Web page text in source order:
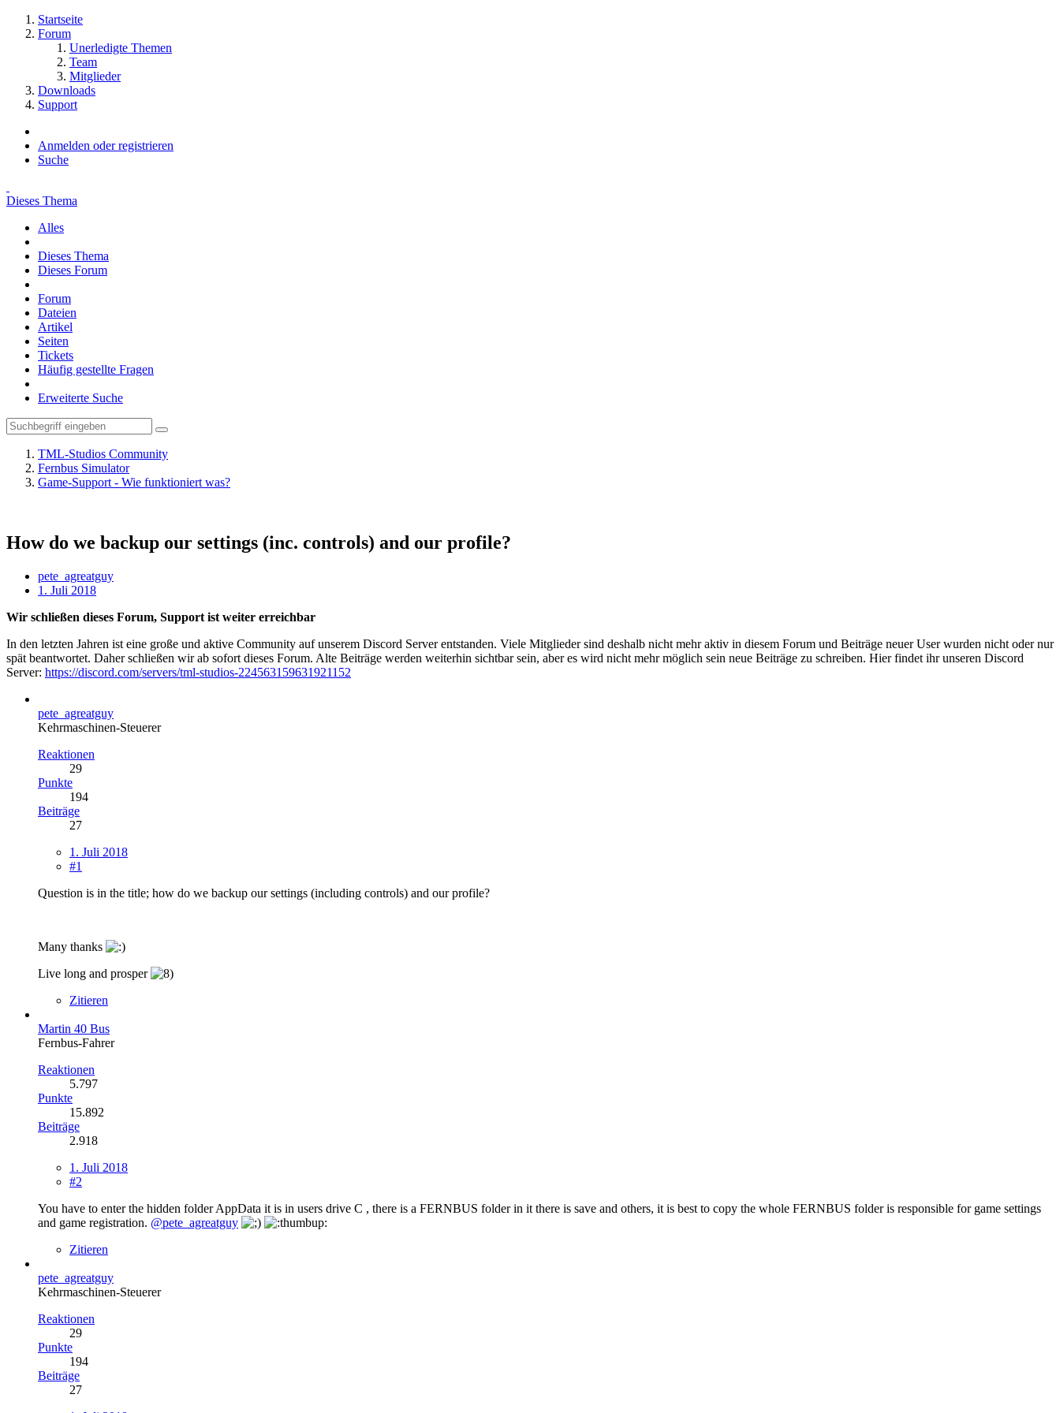
Startseite
Forum
Unerledigte Themen
Team
Mitglieder
Downloads
Support
Anmelden oder registrieren
Suche
Dieses Thema
Alles
Dieses Thema
Dieses Forum
Forum
Dateien
Artikel
Seiten
Tickets
Häufig gestellte Fragen
Erweiterte Suche
TML-Studios Community
Fernbus Simulator
Game-Support - Wie funktioniert was?
How do we backup our settings (inc. controls) and our profile?
pete_agreatguy
1. Juli 2018
Wir schließen dieses Forum, Support ist weiter erreichbar
In den letzten Jahren ist eine große und aktive Community auf unserem Discord Server entstanden. Viele Mitglieder sind deshalb nicht mehr aktiv in diesem Forum und Beiträge neuer User wurden nicht oder nur
spät beantwortet. Daher schließen wir ab sofort dieses Forum. Alte Beiträge werden weiterhin sichtbar sein, aber es wird nicht mehr möglich sein neue Beiträge zu schreiben. Hier findet ihr unseren Discord
Server: https://discord.com/servers/tml-studios-224563159631921152
pete_agreatguy
Kehrmaschinen-Steuerer
Reaktionen
29
Punkte
194
Beiträge
27
1. Juli 2018
#1
Question is in the title; how do we backup our settings (including controls) and our profile?
Many thanks
Live long and prosper
Zitieren
Martin 40 Bus
Fernbus-Fahrer
Reaktionen
5.797
Punkte
15.892
Beiträge
2.918
1. Juli 2018
#2
You have to enter the hidden folder AppData it is in users drive C , there is a FERNBUS folder in it there is save and others, it is best to copy the whole FERNBUS folder is responsible for game settings
and game registration. @pete_agreatguy
Zitieren
pete_agreatguy
Kehrmaschinen-Steuerer
Reaktionen
29
Punkte
194
Beiträge
27